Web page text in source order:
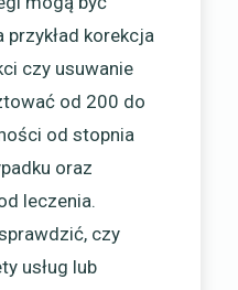
przykład korekcja
czy usuwanie
od 200 do
od stopnia
oraz
leczenia.
czy
usług lub